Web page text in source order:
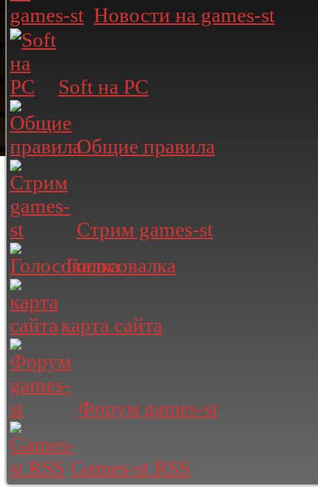
Новости на games-st
Soft на PC
Общие правила
Стрим games-st
Голосовалка
карта сайта
Форум games-st
Games-st RSS